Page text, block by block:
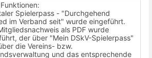
Spielerpass - "Durchgehend
im Verband seit" wurde eingeführt.
als PDF wurde
der über "Mein DSkV-Spielerpass"
die Vereins- bzw.
und das entsprechende